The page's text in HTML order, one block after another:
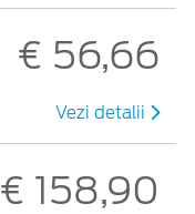
€ 56,66
Vezi detalii
€ 158,90